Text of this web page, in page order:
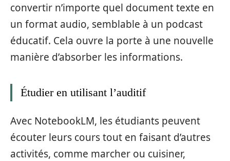
convertir n’importe quel document texte en
un format audio, semblable à un podcast
éducatif. Cela ouvre la porte à une nouvelle
manière d’absorber les informations.
Étudier en utilisant l’auditif
Avec NotebookLM, les étudiants peuvent
écouter leurs cours tout en faisant d’autres
activités, comme marcher ou cuisiner,